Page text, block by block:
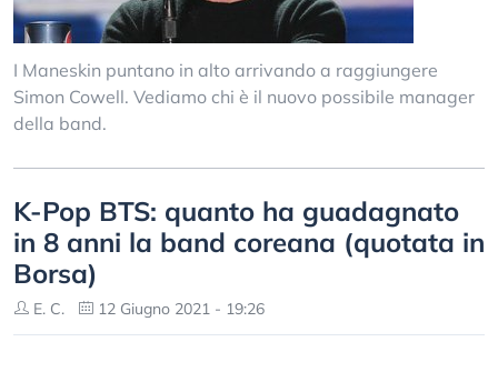
I Maneskin puntano in alto arrivando a raggiungere
Simon Cowell. Vediamo chi è il nuovo possibile manager
della band.
K-Pop BTS: quanto ha guadagnato
in 8 anni la band coreana (quotata in
Borsa)
E. C. 12 Giugno 2021 - 19:26